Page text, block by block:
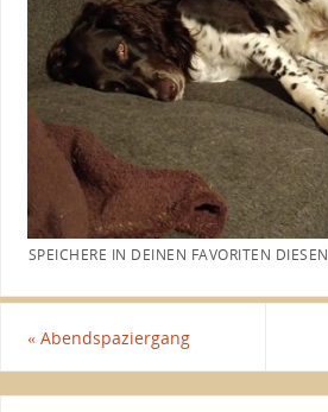
SPEICHERE IN DEINEN FAVORITEN DIESEN
«Abendspaziergang